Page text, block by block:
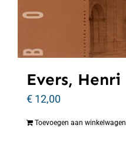
Evers, Henri
€ 12,00
Toevoegen aan winkelwagen